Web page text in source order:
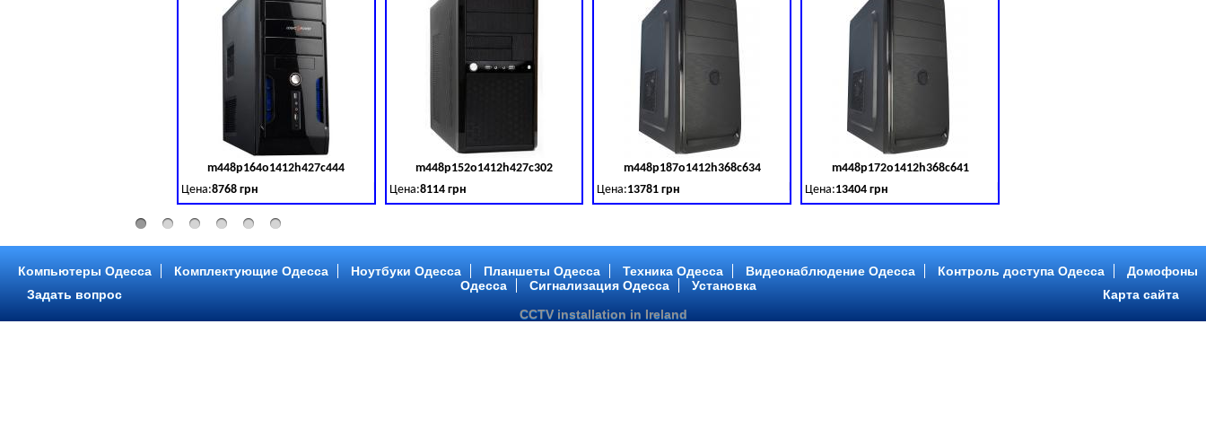
m448p164o1412h427c444
Цена:8768 грн Код товара:379028
Intel Core ™ i3 2 ядра 3.50GHz,ОЗУ: 2 GB, DDR 3 (1600 MHz) HDD: TOSHIBA 500 GB (SATA III)
m448p152o1412h427c302
Цена:8114 грн Код товара:379029
Intel Core ™ i3 2 ядра 3.40GHz,ОЗУ: 2 GB, DDR 3 (1600 MHz) HDD: TOSHIBA 500 GB (SATA III)
m448p187o1412h368c634
Цена:13781 грн Код товара:379030
Intel Core ™ i5 2 ядра 2.90GHz,ОЗУ: 2 GB, DDR 3 (1600 MHz) HDD: Seagate 2 TB (SATA III)
m448p172o1412h368c641
Цена:13404 грн Код товара:
Intel Core ™ i5 4 ядра 3.20GHz,ОЗУ: 2 GB, DDR 3 (1600 MHz) HDD: Seagate 2
Компьютеры Одесса Комплектующие Одесса Ноутбуки Одесса Планшеты Одесса Техника Одесса Видеонаблюдение Одесса Контроль доступа Одесса
Домофоны
Одесса
Сигнализация Одесса Установка
Карта сайта
Задать вопрос
CCTV installation in Ireland